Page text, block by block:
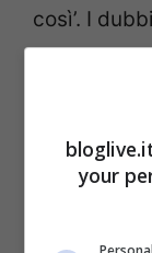
così’. I
svegliata
bellezza,
tutti senza
your